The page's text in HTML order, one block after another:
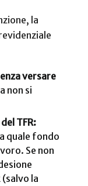
la
versare
non si
TFR:
quale fondo
Se non
la